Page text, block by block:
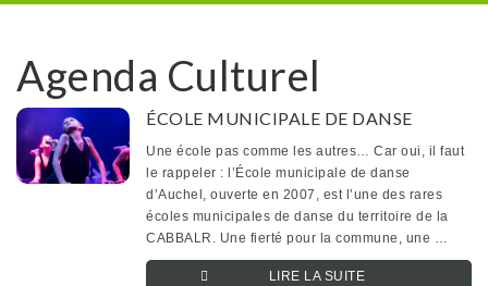
Agenda Culturel
ÉCOLE MUNICIPALE DE DANSE
Une école pas comme les autres… Car oui, il faut
le rappeler : l’École municipale de danse
d’Auchel, ouverte en 2007, est l’une des rares
écoles municipales de danse du territoire de la
CABBALR. Une fierté pour la commune, une …
LIRE LA SUITE­­